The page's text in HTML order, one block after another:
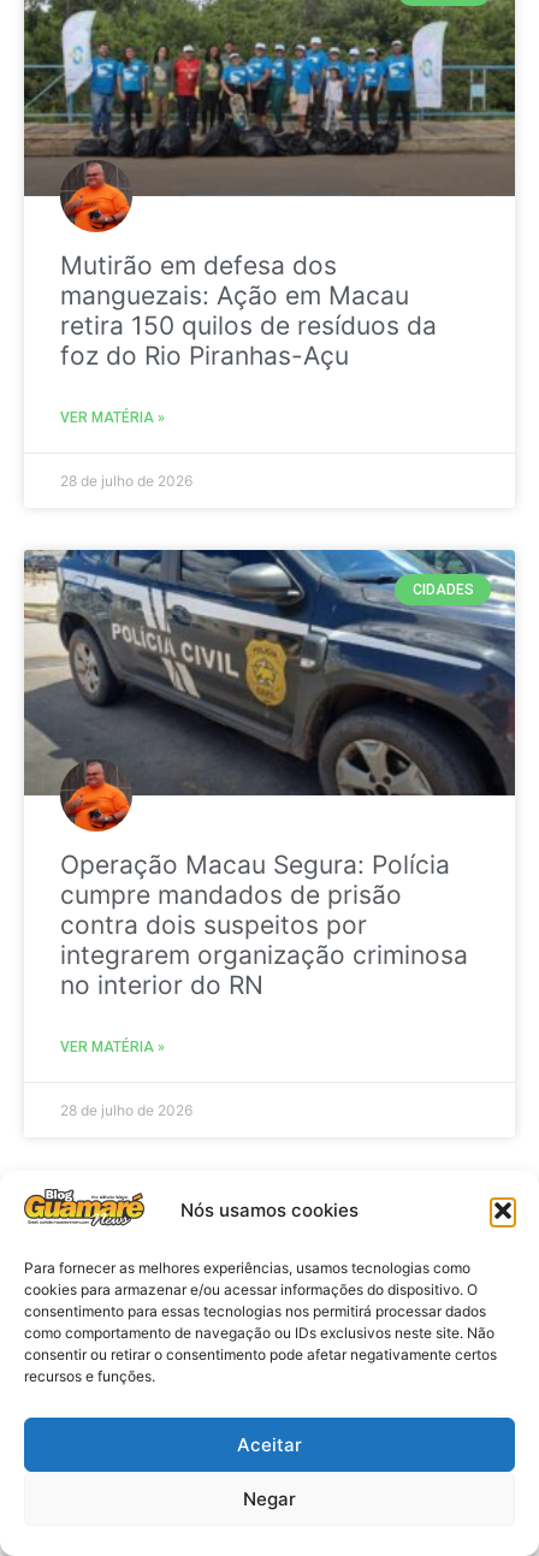
Nós usamos cookies
Para fornecer as melhores experiências, usamos tecnologias como
cookies para armazenar e/ou acessar informações do dispositivo. O
consentimento para essas tecnologias nos permitirá processar dados
como comportamento de navegação ou IDs exclusivos neste site. Não
consentir ou retirar o consentimento pode afetar negativamente certos
recursos e funções.
Aceitar
Negar
Mutirão em defesa dos
manguezais: Ação em Macau
retira 150 quilos de resíduos da
foz do Rio Piranhas-Açu
VER MATÉRIA »
28 de julho de 2026
CIDADES
Operação Macau Segura: Polícia
cumpre mandados de prisão
contra dois suspeitos por
integrarem organização criminosa
no interior do RN
VER MATÉRIA »
28 de julho de 2026
Agenda: 10ª Mostra Pedagógica